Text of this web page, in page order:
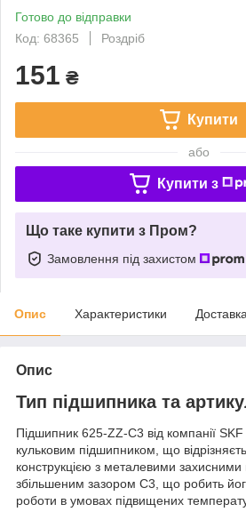
Готово до відправки
Код: 68365
Роздріб
151 ₴
Купити
або
Купити з
Що таке купити з Пром?
Замовлення під захистом
Опис Характеристики Доставка
Опис
Тип підшипника та
Підшипник 625-ZZ-C3 від компанії
кульковим підшипником, що
конструкцією з металевими
збільшеним зазором C3, що робить
роботи в умовах підвищених